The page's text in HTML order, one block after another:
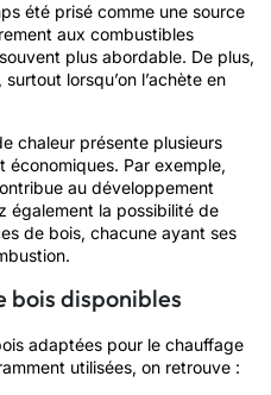
été prisé comme une source
aux combustibles
plus abordable. De plus,
lorsqu’on l’achète en
chaleur présente plusieurs
économiques. Par exemple,
au développement
également la possibilité de
de bois, chacune ayant ses
bois disponibles
adaptées pour le chauffage
utilisées, on retrouve :